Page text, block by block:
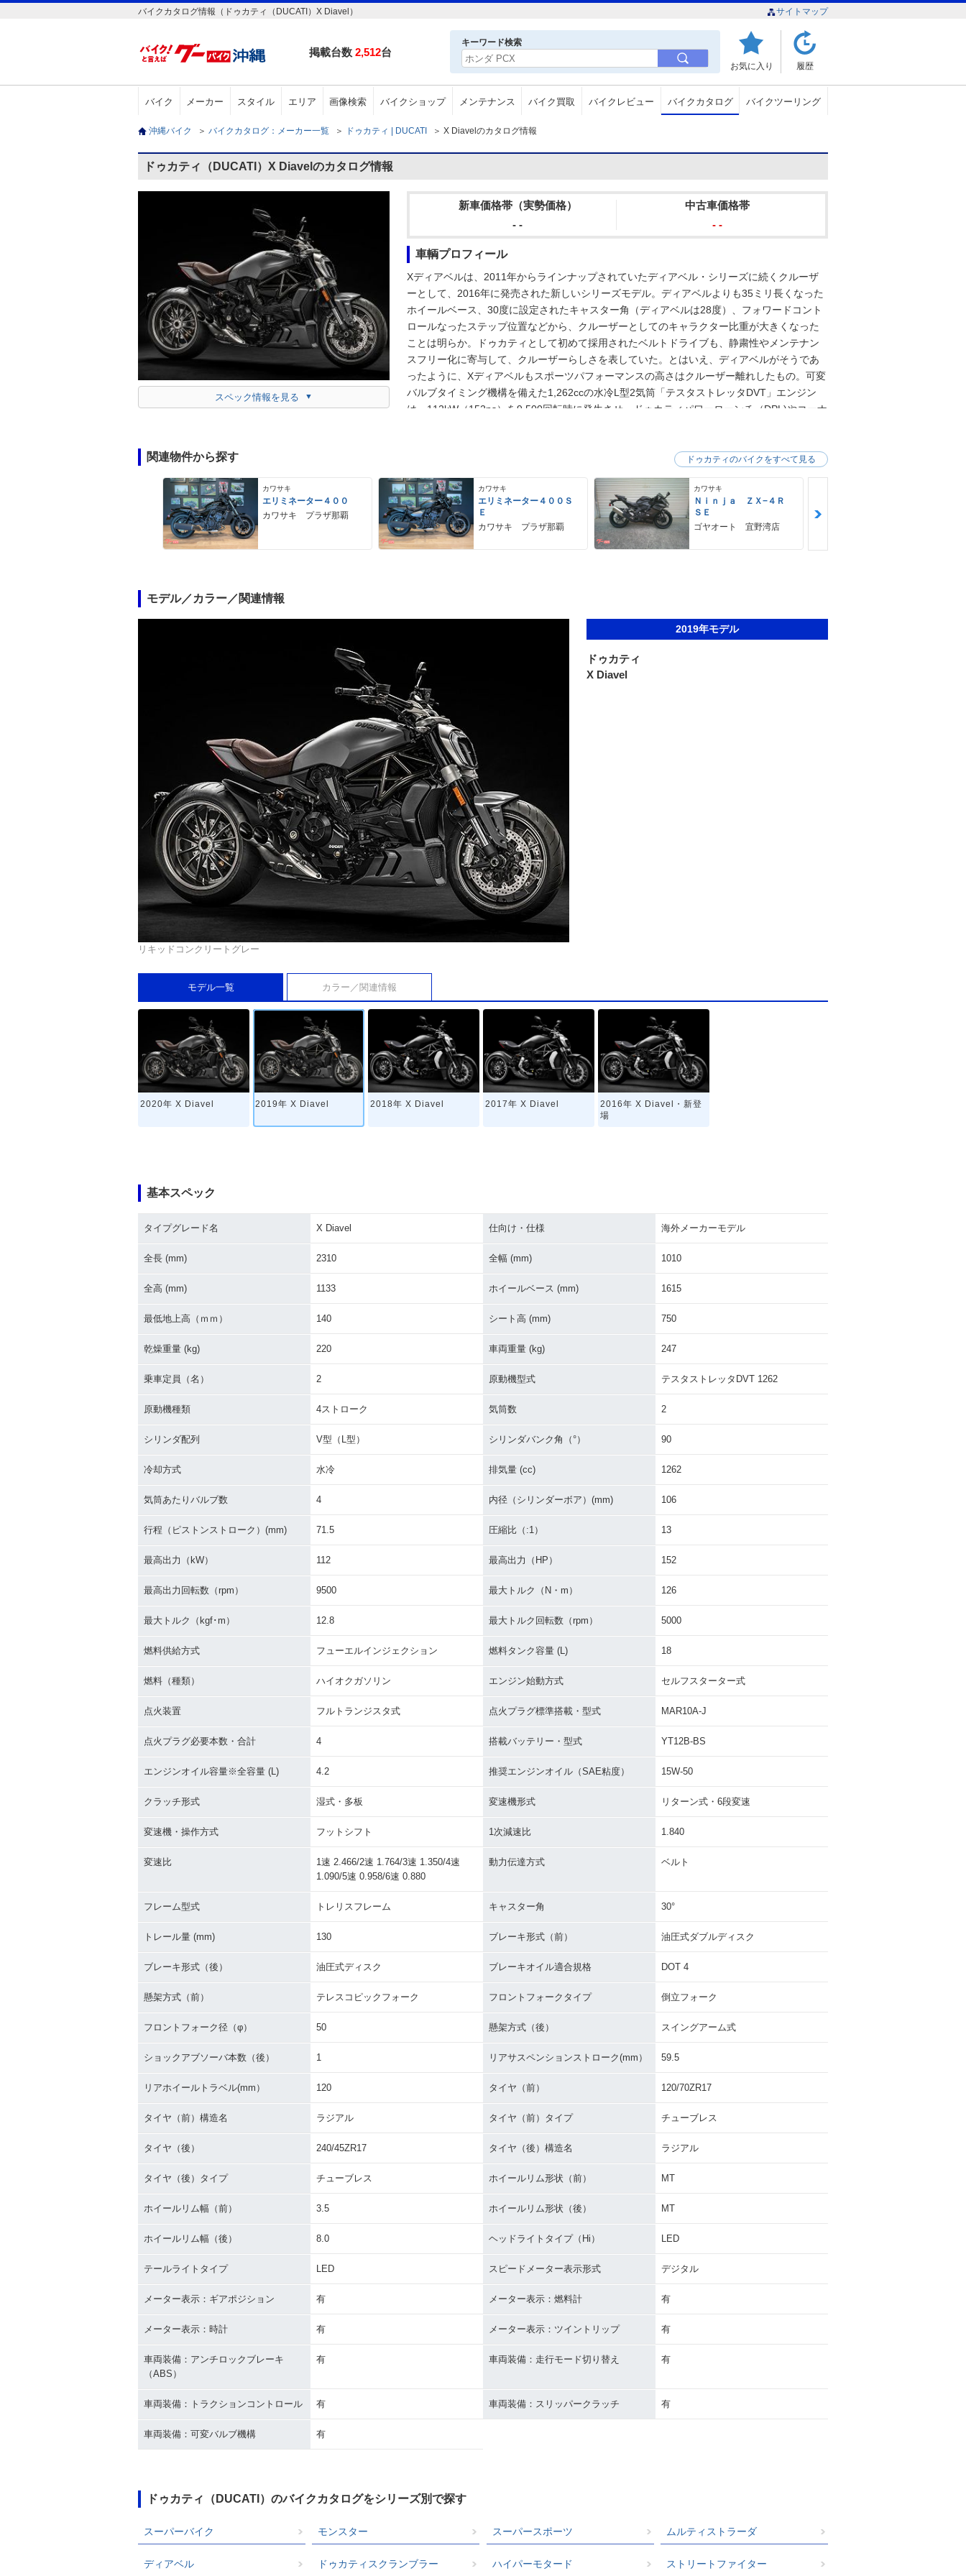
バイクカタログ情報（ドゥカティ（DUCATI）X Diavel） サイトマップ
掲載台数 2,512台
キーワード検索
お気に入り 履歴
バイク メーカー スタイル エリア 画像検索 バイクショップ メンテナンス バイク買取 バイクレビュー バイクカタログ バイクツーリング
沖縄バイク ＞ バイクカタログ：メーカー一覧 ＞ ドゥカティ | DUCATI ＞ X Diavelのカタログ情報
ドゥカティ（DUCATI）X Diavelのカタログ情報
スペック情報を見る
新車価格帯（実勢価格）
- -
中古車価格帯
- -
車輌プロフィール
Xディアベルは、2011年からラインナップされていたディアベル・シリーズに続くクルーザ
ーとして、2016年に発売された新しいシリーズモデル。ディアベルよりも35ミリ長くなった
ホイールベース、30度に設定されたキャスター角（ディアベルは28度）、フォワードコント
ロールなったステップ位置などから、クルーザーとしてのキャラクター比重が大きくなった
ことは明らか。ドゥカティとして初めて採用されたベルトドライブも、静粛性やメンテナン
スフリー化に寄与して、クルーザーらしさを表していた。とはいえ、ディアベルがそうであ
ったように、Xディアベルもスポーツパフォーマンスの高さはクルーザー離れしたもの。可変
バルブタイミング機構を備えた1,262ccの水冷L型2気筒「テスタストレッタDVT」エンジン
は、112kW（152ps）を9,500回転時に発生させ、ドゥカティパワーローンチ（DPL)やコーナ
らも伺えた。クルーズコントロールを備えたところは、一転してクルーザーらしさでもあっ
た。3種のライディングモード選択が可能で、スマートキーを装備。発売と同時に、上位仕様
として「Sバージョン」も設定された。
関連物件から探す
カワサキ
エリミネーター４００
カワサキ プラザ那覇
カワサキ
エリミネーター４００Ｓ
Ｅ
カワサキ プラザ那覇
カワサキ
Ｎｉｎｊａ ＺＸ−４Ｒ
ＳＥ
ゴヤオート 宜野湾店
ドゥカティのバイクをすべて見る
モデル／カラー／関連情報
リキッドコンクリートグレー
2019年モデル
ドゥカティ
X Diavel
モデル一覧 カラー／関連情報
2020年 X Diavel 2019年 X Diavel 2018年 X Diavel 2017年 X Diavel
2016年 X Diavel・新登
場
基本スペック
タイプグレード名 X Diavel 仕向け・仕様 海外メーカーモデル
全長 (mm) 2310 全幅 (mm) 1010
全高 (mm) 1133 ホイールベース (mm) 1615
最低地上高（ｍｍ） 140 シート高 (mm) 750
乾燥重量 (kg) 220 車両重量 (kg) 247
乗車定員（名） 2 原動機型式 テスタストレッタDVT 1262
原動機種類 4ストローク 気筒数 2
シリンダ配列 V型（L型） シリンダバンク角（°） 90
冷却方式 水冷 排気量 (cc) 1262
気筒あたりバルブ数 4 内径（シリンダーボア）(mm) 106
行程（ピストンストローク）(mm) 71.5 圧縮比（:1） 13
最高出力（kW） 112 最高出力（HP） 152
最高出力回転数（rpm） 9500 最大トルク（N・m） 126
最大トルク（kgf･m） 12.8 最大トルク回転数（rpm） 5000
燃料供給方式 フューエルインジェクション 燃料タンク容量 (L) 18
燃料（種類） ハイオクガソリン エンジン始動方式 セルフスターター式
点火装置 フルトランジスタ式 点火プラグ標準搭載・型式 MAR10A-J
点火プラグ必要本数・合計 4 搭載バッテリー・型式 YT12B-BS
エンジンオイル容量※全容量 (L) 4.2 推奨エンジンオイル（SAE粘度） 15W-50
クラッチ形式 湿式・多板 変速機形式 リターン式・6段変速
変速機・操作方式 フットシフト 1次減速比 1.840
変速比
1速 2.466/2速 1.764/3速 1.350/4速
1.090/5速 0.958/6速 0.880
動力伝達方式 ベルト
フレーム型式 トレリスフレーム キャスター角 30°
トレール量 (mm) 130 ブレーキ形式（前） 油圧式ダブルディスク
ブレーキ形式（後） 油圧式ディスク ブレーキオイル適合規格 DOT 4
懸架方式（前） テレスコピックフォーク フロントフォークタイプ 倒立フォーク
フロントフォーク径（φ） 50 懸架方式（後） スイングアーム式
ショックアブソーバ本数（後） 1 リアサスペンションストローク(mm） 59.5
リアホイールトラベル(mm） 120 タイヤ（前） 120/70ZR17
タイヤ（前）構造名 ラジアル タイヤ（前）タイプ チューブレス
タイヤ（後） 240/45ZR17 タイヤ（後）構造名 ラジアル
タイヤ（後）タイプ チューブレス ホイールリム形状（前） MT
ホイールリム幅（前） 3.5 ホイールリム形状（後） MT
ホイールリム幅（後） 8.0 ヘッドライトタイプ（Hi） LED
テールライトタイプ LED スピードメーター表示形式 デジタル
メーター表示：ギアポジション 有 メーター表示：燃料計 有
メーター表示：時計 有 メーター表示：ツイントリップ 有
車両装備：アンチロックブレーキ
（ABS）
有 車両装備：走行モード切り替え 有
車両装備：トラクションコントロール 有 車両装備：スリッパークラッチ 有
車両装備：可変バルブ機構 有
ドゥカティ（DUCATI）のバイクカタログをシリーズ別で探す
スーパーバイク モンスター スーパースポーツ ムルティストラーダ
ディアベル ドゥカティスクランブラー ハイパーモタード ストリートファイター